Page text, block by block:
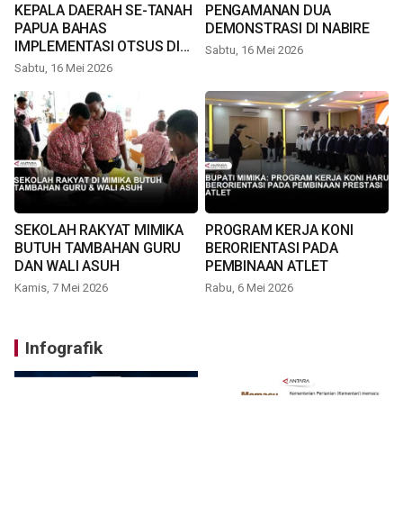
KEPALA DAERAH SE-TANAH
PAPUA BAHAS
IMPLEMENTASI OTSUS DI
TIMIKA
Sabtu, 16 Mei 2026
PENGAMANAN DUA
DEMONSTRASI DI NABIRE
Sabtu, 16 Mei 2026
SEKOLAH RAKYAT MIMIKA
BUTUH TAMBAHAN GURU
DAN WALI ASUH
Kamis, 7 Mei 2026
PROGRAM KERJA KONI
BERORIENTASI PADA
PEMBINAAN ATLET
Rabu, 6 Mei 2026
Infografik